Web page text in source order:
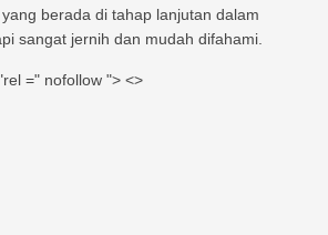
berada di tahap lanjutan dalam
sangat jernih dan mudah difahami.
=" nofollow "> <>